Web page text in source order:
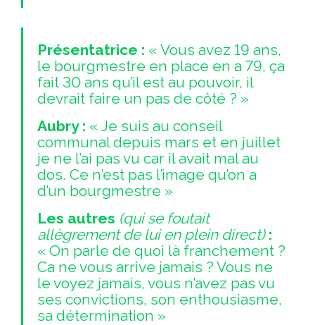
Présentatrice : « Vous avez 19 ans,
le bourgmestre en place en a 79, ça
fait 30 ans qu’il est au pouvoir, il
devrait faire un pas de côté ? »
Aubry : « Je suis au conseil
communal depuis mars et en juillet
je ne l’ai pas vu car il avait mal au
dos. Ce n’est pas l’image qu’on a
d’un bourgmestre »
Les autres (qui se foutait
allègrement de lui en plein direct) :
« On parle de quoi là franchement ?
Ca ne vous arrive jamais ? Vous ne
le voyez jamais, vous n’avez pas vu
ses convictions, son enthousiasme,
sa détermination »